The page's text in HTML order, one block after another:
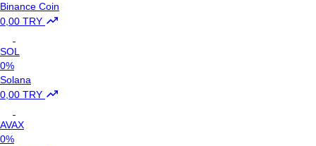
Binance Coin
0,00 TRY
SOL
0%
Solana
0,00 TRY
AVAX
0%